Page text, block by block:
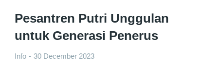
Pesantren Putri Unggulan
untuk Generasi Penerus
Info 30 December 2023